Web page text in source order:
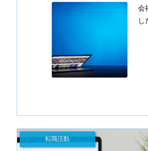
会
し
転職活動